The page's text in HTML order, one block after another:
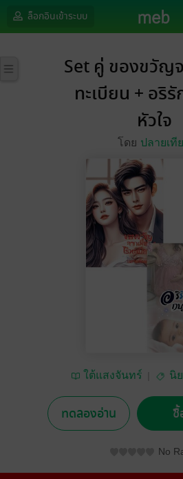
ล็อกอินเข้าระบบ
Set คู่ ของขวัญ
ทะเบียน + อริ
หัวใจ
โดย ปลายเที
ใต้แสงจันทร์ นิ
ทดลองอ่าน ซื้
No